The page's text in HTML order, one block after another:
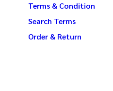
Terms & Condition
Search Terms
Order & Return